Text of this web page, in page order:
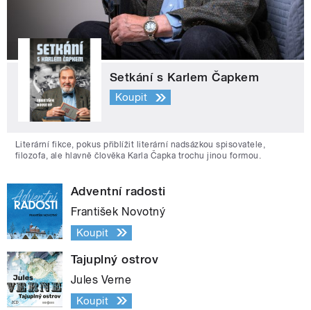
Setkání s Karlem Čapkem
Koupit
Literární fikce, pokus přiblížit literární nadsázkou spisovatele,
filozofa, ale hlavně člověka Karla Čapka trochu jinou formou.
Adventní radosti
František Novotný
Koupit
Tajuplný ostrov
Jules Verne
Koupit